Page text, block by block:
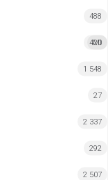
488
MI
420
1 548
27
2 337
292
2 507